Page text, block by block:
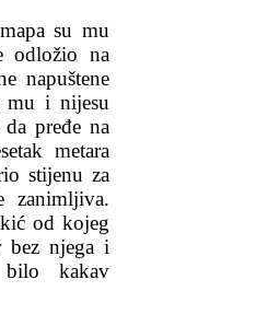
su mu
odložio na
napuštene
mu i nijesu
pređe na
metara
stijenu za
od kojeg
bez njega i
kakav